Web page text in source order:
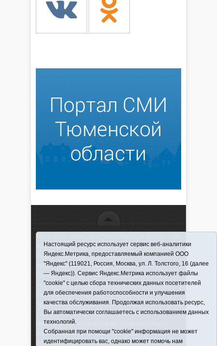
использовании материалов ссылка обязательна
Информационная лента выходит при финансовой
поддержке правительства Тюменской области
Регистрационный номер СМИ ЭЛ № ФС 77-66066
от 10.06. 2016 г. выдано Федеральной службой по
надзору в сфере связи, информационных
технологий и массовых коммуникаций.
Учредитель (соучредители) Автономная
некоммерческая организация "Информационно-
издательский центр "Красная звезда"" (627570,
Тюменская обл., Викуловский р-н, с. Викулово, ул.
Настоящий ресурс использует сервис веб-аналитики
Яндекс.Метрика, предоставляемый компанией ООО
"Яндекс" (119021, Россия, Москва, ул. Л. Толстого, 16 (далее
— Яндекс)). Сервис Яндекс.Метрика использует файлы
"cookie" с целью сбора технических данных посетителей
для обеспечения работоспособности и улучшения
качества обслуживания. Продолжая использовать ресурс,
Вы автоматически соглашаетесь с использованием данных
технологий.
Собранная при помощи "cookie" информация не может
идентифицировать вас, однако может помочь нам